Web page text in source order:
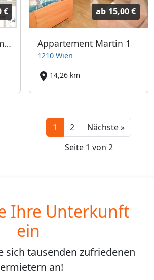
€
Aspern SKY TV Apartment
ab 15,00 €
Appartement Martin 1
1210 Wien
14,26 km
1 2 Nächste »Next
Seite 1 von 2
Ihre Unterkunft
ein
sichtausenden zufriedenen
an!